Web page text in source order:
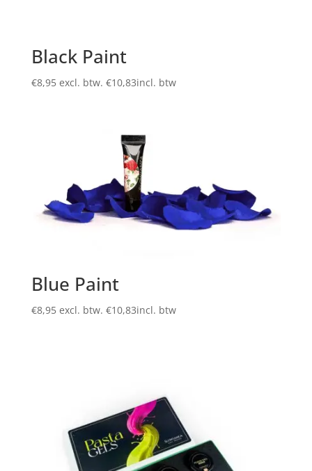
Black Paint
€8,95 excl. btw. €10,83incl. btw
Blue Paint
€8,95 excl. btw. €10,83incl. btw